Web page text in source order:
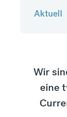
Aktuell
Wir
eine